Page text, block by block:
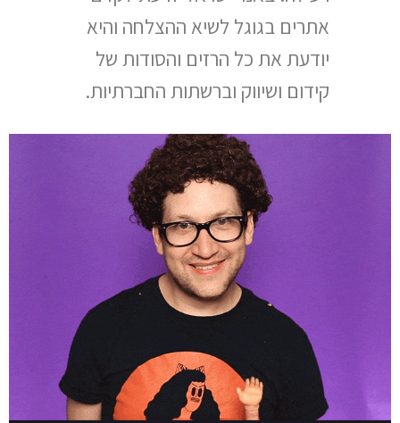
אתרים בגוגל לשיא ההצלחה והיא
יודעת את כל הרזים והסודות של
קידום ושיווק וברשתות החברתיות.